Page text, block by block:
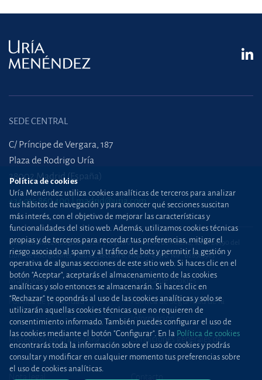
SEDE CENTRAL
C/ Príncipe de Vergara, 187
Plaza de Rodrigo Uría
28002 Madrid (España)
+34 915 860 400 madrid@uria.com
Uría Menéndez Abogados, S.L.P. | Registro Mercantil de Madrid, Tomo 24490 del
Libro de Inscripciones Folio 42, Sección 8, Hoja M-43976. NIF: B28563963
Mapa web Política de cookies
Política de privacidad
Política de Seguridad de la
Información
Protección contraphishing
Condiciones generales de
contratación
Nota legal Contacto
Política de cookies
Uría Menéndez utiliza cookies analíticas de terceros para analizar
tus hábitos de navegación y para conocer qué secciones suscitan
más interés, con el objetivo de mejorar las características y
funcionalidades del sitio web. Además, utilizamos cookies técnicas
propias y de terceros para recordar tus preferencias, mitigar el
riesgo asociado al spam y al tráfico de bots y permitir la gestión y
operativa de algunas secciones de este sitio web. Si haces clic en el
botón "Aceptar", aceptarás el almacenamiento de las cookies
analíticas y solo entonces se almacenarán. Si haces clic en
“Rechazar” te opondrás al uso de las cookies analíticas y solo se
utilizarán aquellas cookies técnicas que no requieren de
consentimiento informado. También puedes configurar el uso de
las cookies mediante el botón "Configurar". En la Política de cookies
encontrarás toda la información sobre el uso de cookies y podrás
consultar y modificar en cualquier momento tus preferencias sobre
el uso de cookies analíticas.